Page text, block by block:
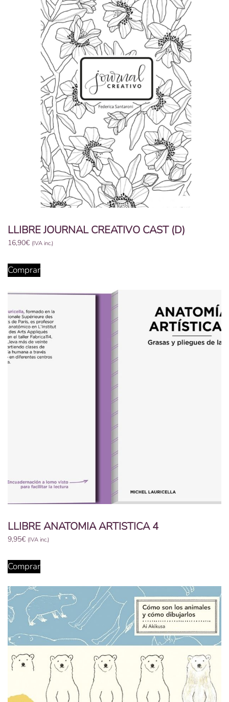
LLIBRE JOURNAL CREATIVO CAST (D)
16,90€ (IVA inc.)
Comprar
LLIBRE ANATOMIA ARTISTICA 4
9,95€ (IVA inc.)
Comprar